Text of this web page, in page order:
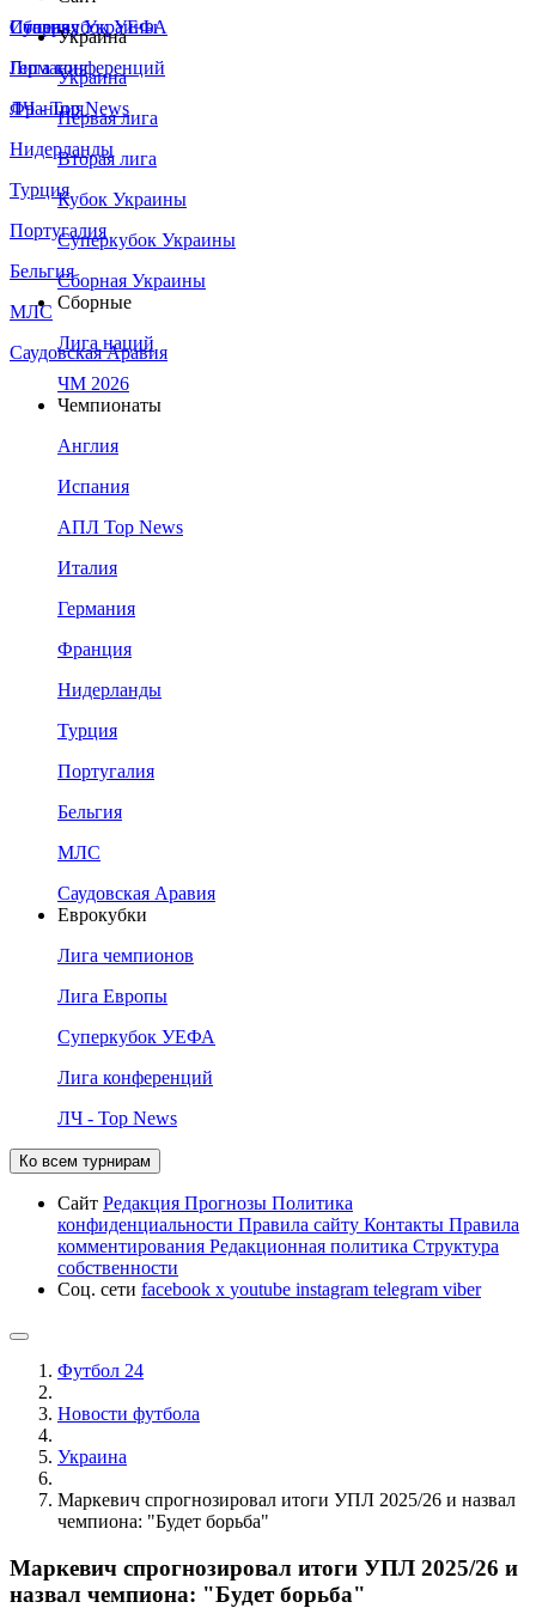
Сборная Украины
Италия
Германия
Франция
Нидерланды
Турция
Португалия
Бельгия
МЛС
Саудовская Аравия
Суперкубок УЕФА
Лига конференций
ЛЧ - Top News
Украина
Украина
Первая лига
Вторая лига
Кубок Украины
Суперкубок Украины
Сборная Украины
Сборные
Лига наций
ЧМ 2026
Чемпионаты
Англия
Испания
АПЛ Top News
Италия
Германия
Франция
Нидерланды
Турция
Португалия
Бельгия
МЛС
Саудовская Аравия
Еврокубки
Лига чемпионов
Лига Европы
Суперкубок УЕФА
Лига конференций
ЛЧ - Top News
Ко всем турнирам
Сайт Редакция Прогнозы Политика
конфиденциальности Правила сайту Контакты Правила
комментирования Редакционная политика Структура
собственности
Соц. сети facebook x youtube instagram telegram viber
Футбол 24
Новости футбола
Украина
Маркевич спрогнозировал итоги УПЛ 2025/26 и назвал
чемпиона: "Будет борьба"
Маркевич спрогнозировал итоги УПЛ 2025/26 и
назвал чемпиона: "Будет борьба"